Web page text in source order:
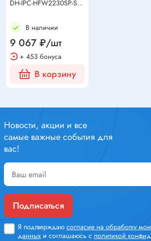
DH-IPC-HFW2230SP-S-
В наличии
9 067 ₽/шт
+ 453 бонуса
В корзину
Новости, акции и все
самые важные события для
вас!
Подписаться
Я подтверждаю согласие на обработку
данных и соглашаюсь с политикой